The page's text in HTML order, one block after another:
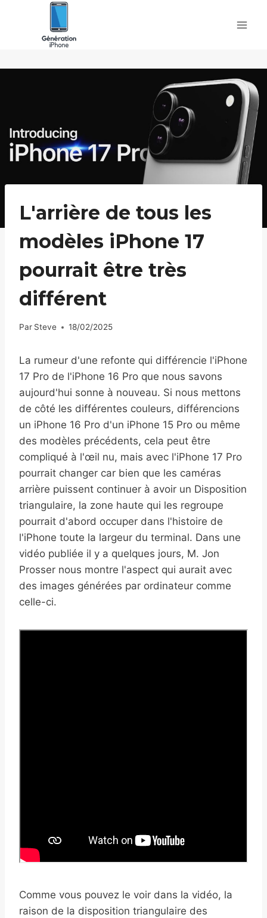
L'arrière de tous les
modèles iPhone 17
pourrait être très
différent
Par Steve 18/02/2025
La rumeur d'une refonte qui différencie l'iPhone
17 Pro de l'iPhone 16 Pro que nous savons
aujourd'hui sonne à nouveau. Si nous mettons
de côté les différentes couleurs, différencions
un iPhone 16 Pro d'un iPhone 15 Pro ou même
des modèles précédents, cela peut être
compliqué à l'œil nu, mais avec l'iPhone 17 Pro
pourrait changer car bien que les caméras
arrière puissent continuer à avoir un Disposition
triangulaire, la zone haute qui les regroupe
pourrait d'abord occuper dans l'histoire de
l'iPhone toute la largeur du terminal. Dans une
vidéo publiée il y a quelques jours, M. Jon
Prosser nous montre l'aspect qui aurait avec
des images générées par ordinateur comme
celle-ci.
Comme vous pouvez le voir dans la vidéo, la
raison de la disposition triangulaire des